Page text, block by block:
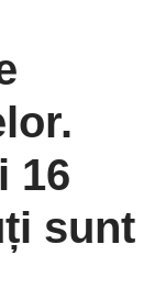
16
sunt